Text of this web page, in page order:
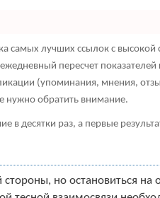
лучших ссылок с высокой
пересчет показателей
(упоминания, мнения,
нужно обратить внимание.
в десятки раз, а первые
стороны, но